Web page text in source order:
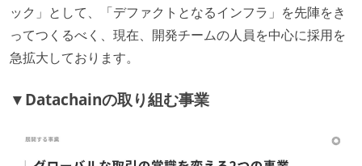
ック」として、「デファクトとなるインフラ」を先陣をき
ってつくるべく、現在、開発チームの人員を中心に採用を
急拡大しております。
▼Datachainの取り組む事業